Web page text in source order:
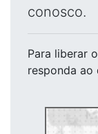
conosco.
Para liberar
responda ao